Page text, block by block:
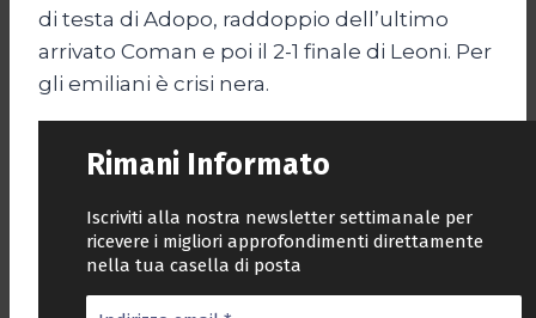
di testa di Adopo, raddoppio dell’ultimo
arrivato Coman e poi il 2-1 finale di Leoni. Per
gli emiliani è crisi nera.
Rimani Informato
Iscriviti alla nostra newsletter settimanale per
ricevere i migliori approfondimenti direttamente
nella tua casella di posta